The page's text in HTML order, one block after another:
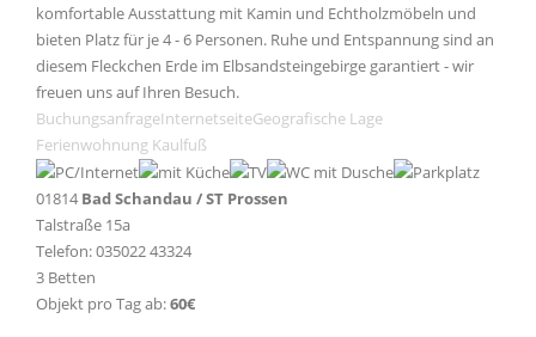
komfortable Ausstattung mit Kamin und Echtholzmöbeln und
bieten Platz für je 4 - 6 Personen. Ruhe und Entspannung sind an
diesem Fleckchen Erde im Elbsandsteingebirge garantiert - wir
freuen uns auf Ihren Besuch.
BuchungsanfrageInternetseiteGeografische Lage
Ferienwohnung Kaulfuß
01814 Bad Schandau / ST Prossen
Talstraße 15a
Telefon: 035022 43324
3 Betten
Objekt pro Tag ab:60€